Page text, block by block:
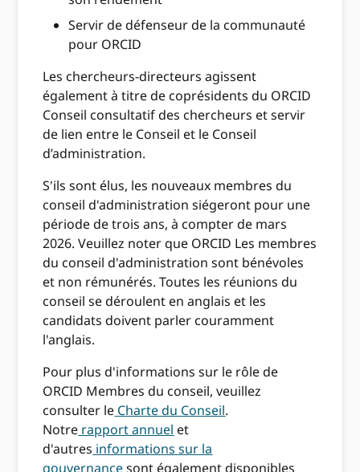
Servir de défenseur de la communauté
pour ORCID
Les chercheurs-directeurs agissent
également à titre de coprésidents du ORCID
Conseil consultatif des chercheurs et servir
de lien entre le Conseil et le Conseil
d’administration.
S'ils sont élus, les nouveaux membres du
conseil d'administration siégeront pour une
période de trois ans, à compter de mars
2026. Veuillez noter que ORCID Les membres
du conseil d'administration sont bénévoles
et non rémunérés. Toutes les réunions du
conseil se déroulent en anglais et les
candidats doivent parler couramment
l'anglais.
Pour plus d'informations sur le rôle de
ORCID Membres du conseil, veuillez
consulter le Charte du Conseil.
Notre rapport annuel et
d'autres informations sur la
gouvernancesont également disponibles